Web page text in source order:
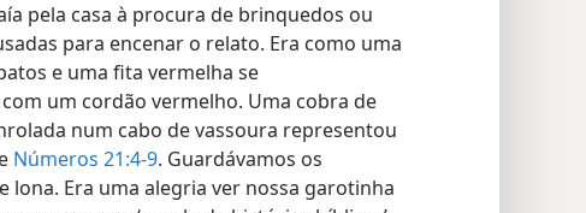
pela casa à procura de brinquedos ou
para encenar o relato. Era como uma
e uma fita vermelha se
um cordão vermelho. Uma cobra de
num cabo de vassoura representou
Números 21:4-9. Guardávamos os
lona. Era uma alegria ver nossa garotinha